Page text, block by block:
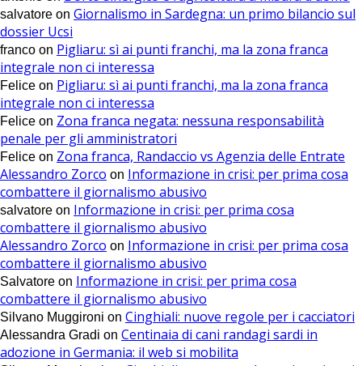
salvatore on Giornalismo in Sardegna: un primo bilancio sul
dossier Ucsi
franco on Pigliaru: sì ai punti franchi, ma la zona franca
integrale non ci interessa
Felice on Pigliaru: sì ai punti franchi, ma la zona franca
integrale non ci interessa
Felice on Zona franca negata: nessuna responsabilità
penale per gli amministratori
Felice on Zona franca, Randaccio vs Agenzia delle Entrate
Alessandro Zorco on Informazione in crisi: per prima cosa
combattere il giornalismo abusivo
salvatore on Informazione in crisi: per prima cosa
combattere il giornalismo abusivo
Alessandro Zorco on Informazione in crisi: per prima cosa
combattere il giornalismo abusivo
Salvatore on Informazione in crisi: per prima cosa
combattere il giornalismo abusivo
Silvano Muggironi on Cinghiali: nuove regole per i cacciatori
Alessandra Gradi on Centinaia di cani randagi sardi in
adozione in Germania: il web si mobilita